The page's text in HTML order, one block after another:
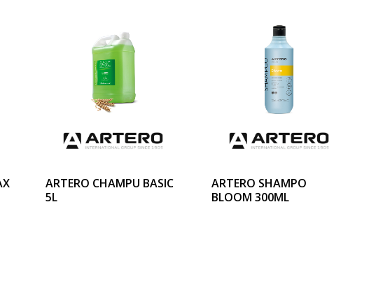
ARTERO CHAMPU BASIC
5L
ARTERO SHAMPO
BLOOM 300ML